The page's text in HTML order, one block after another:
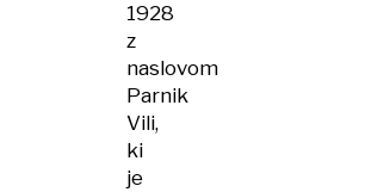
1928
z
naslovom
Parnik
Vili,
ki
je